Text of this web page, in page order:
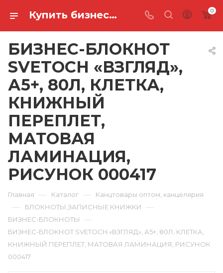
Купить бизнес-блокнот svetoch «взгляд», а5+, 80л, клетка, книжный переплет, матовая ламинация, рисунок 000417 в Ростове-на-Дону 0
БИЗНЕС-БЛОКНОТ
SVETOCH «ВЗГЛЯД»,
А5+, 80Л, КЛЕТКА,
КНИЖНЫЙ
ПЕРЕПЛЕТ,
МАТОВАЯ
ЛАМИНАЦИЯ,
РИСУНОК 000417
Главная — Каталог — Канцтовары оптом, канцелярия
— БЛОКНОТЫ,ЗАПИСНЫЕ КНИЖКИ —
БИЗНЕС-БЛОКНОТЫ —
БИЗНЕС-БЛОКНОТ SVETOCH «ВЗГЛЯД», А5+, 80Л, КЛЕТКА,
КНИЖНЫЙ ПЕРЕПЛЕТ, МАТОВАЯ ЛАМИНАЦИЯ, РИСУНОК
000417